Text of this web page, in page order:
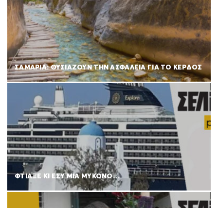
ΣΑΜΑΡΙΑ: ΘΥΣΙΑΖΟΥΝ ΤΗΝ ΑΣΦΑΛΕΙΑ ΓΙΑ ΤΟ ΚΕΡΔΟΣ
ΦΤΙΑΞΕ ΚΙ ΕΣΥ ΜΙΑ ΜΥΚΟΝΟ…